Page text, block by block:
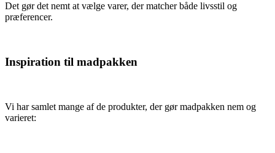
Det gør det nemt at vælge varer, der matcher både livsstil og
præferencer.
Inspiration til madpakken
Vi har samlet mange af de produkter, der gør madpakken nem og
varieret: